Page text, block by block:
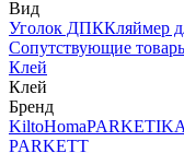
Вид
Уголок ДПККляймер
Сопутствующие
Клей
Клей
Бренд
KiltoHomaPARKETIKA
PARKETT